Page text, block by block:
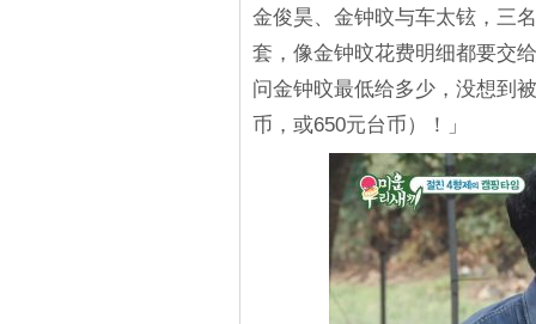
金俊昊、金钟旼与车太铉，三
套，像金钟旼花费明细都要交
问金钟旼最低给多少，没想到
币，或650元台币）！」